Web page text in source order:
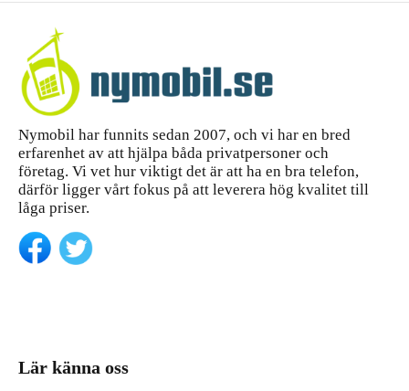
Nymobil har funnits sedan 2007, och vi har en bred
erfarenhet av att hjälpa båda privatpersoner och
företag. Vi vet hur viktigt det är att ha en bra telefon,
därför ligger vårt fokus på att leverera hög kvalitet till
låga priser.
Lär känna oss